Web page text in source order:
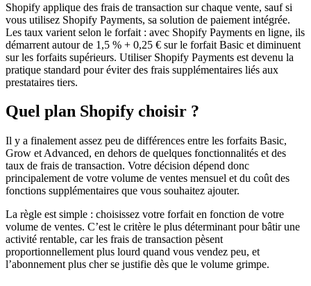
Shopify applique des frais de transaction sur chaque vente, sauf si
vous utilisez Shopify Payments, sa solution de paiement intégrée.
Les taux varient selon le forfait : avec Shopify Payments en ligne, ils
démarrent autour de 1,5 % + 0,25 € sur le forfait Basic et diminuent
sur les forfaits supérieurs. Utiliser Shopify Payments est devenu la
pratique standard pour éviter des frais supplémentaires liés aux
prestataires tiers.
Quel plan Shopify choisir ?
Il y a finalement assez peu de différences entre les forfaits Basic,
Grow et Advanced, en dehors de quelques fonctionnalités et des
taux de frais de transaction. Votre décision dépend donc
principalement de votre volume de ventes mensuel et du coût des
fonctions supplémentaires que vous souhaitez ajouter.
La règle est simple : choisissez votre forfait en fonction de votre
volume de ventes. C’est le critère le plus déterminant pour bâtir une
activité rentable, car les frais de transaction pèsent
proportionnellement plus lourd quand vous vendez peu, et
l’abonnement plus cher se justifie dès que le volume grimpe.